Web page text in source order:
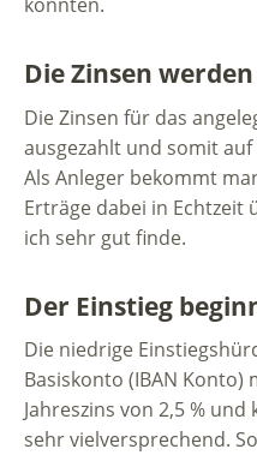
konnten.
Die Zinsen
Die Zinsen für das
ausgezahlt und somit
Als Anleger bekommt
Erträge dabei in Echtzeit
ich sehr gut finde.
Der Einstieg
Die niedrige
Basiskonto (IBAN Konto)
Jahreszins von 2,5 %
sehr vielversprechend.